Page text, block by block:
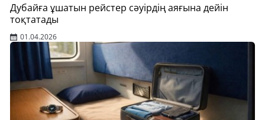
Дубайға ұшатын рейстер сәуірдің аяғына дейін
тоқтатады
01.04.2026